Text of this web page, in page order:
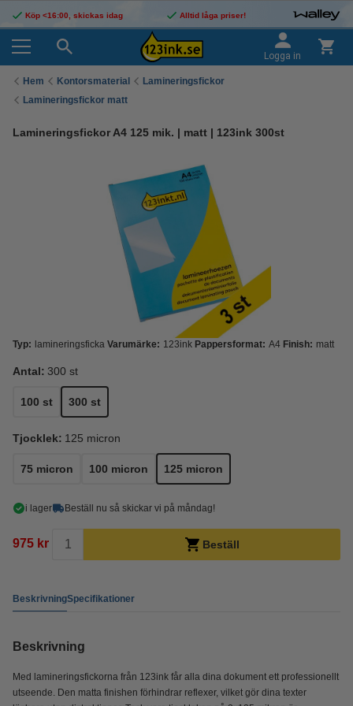
Köp <16:00, skickas idag Alltid låga priser!
Logga in
Hem Kontorsmaterial
Lamineringsfickor
Lamineringsfickor matt
Lamineringsfickor A4 125 mik. | matt | 123ink 300st
Typ: lamineringsficka Varumärke: 123ink Pappersformat: A4 Finish: matt
Antal: 300 st
100 st 300 st
Tjocklek: 125 micron
75 micron 100 micron 125 micron
i lager Beställ nu så skickar vi på måndag!
975 kr Beställ
BeskrivningSpecifikationer
Beskrivning
Med lamineringsfickorna från 123ink får alla dina dokument ett professionellt
utseende. Den matta finishen förhindrar reflexer, vilket gör dina texter